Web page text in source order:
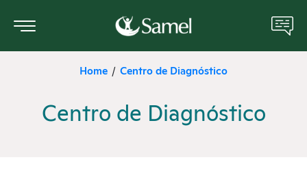
Sobre nós
Portal do Paciente
Home / Centro de Diagnóstico
Centro de Diagnóstico